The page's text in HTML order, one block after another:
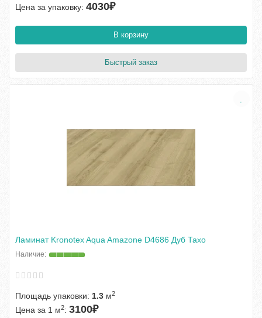
Цена за упаковку: 4030₽
В корзину
Быстрый заказ
Ламинат Kronotex Aqua Amazone D4686 Дуб Тахо
Площадь упаковки: 1.3 м2
Цена за 1 м2: 3100₽